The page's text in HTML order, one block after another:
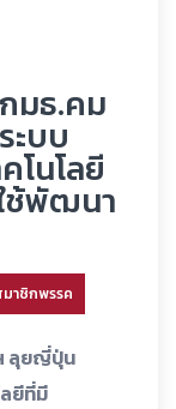
มธ.คม
บบ
โนโลยี
ช้พัฒนา
าชิกพรรค
ลุยญี่ปุ่น
ยีที่มี